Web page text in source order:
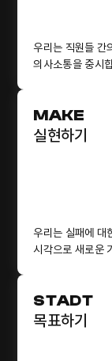
우리는 직원들 간
의사소통을 중시
MAKE
실현하기
우리는 실패에 대
시각으로 새로운
STADT
목표하기